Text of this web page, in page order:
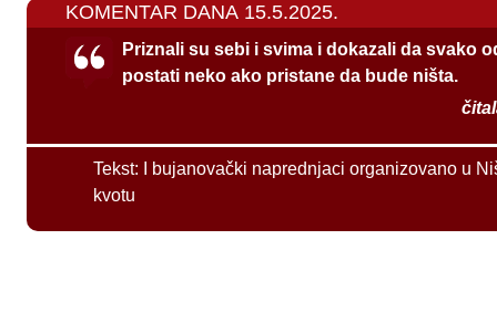
KOMENTAR DANA 15.5.2025.
Priznali su sebi i svima i dokazali da svako
postati neko ako pristane da bude ništa.
Tekst:
I bujanovački naprednjaci organizovano u
kvotu